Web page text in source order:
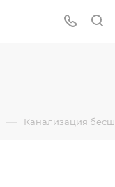
— Канализация